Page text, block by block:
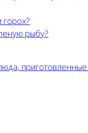
горох?
рыбу?